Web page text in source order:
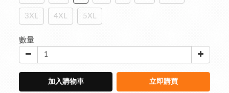
3XL 4XL 5XL
數量
加入購物車 立即購買